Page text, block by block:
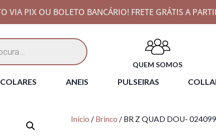
VIA PIX OU BOLETO BANCÁRIO! FRETE GRÁTIS A
QUEM SOMOS
COLARES ANEIS PULSEIRAS
Início / Brinco / BR Z QUAD DOU-